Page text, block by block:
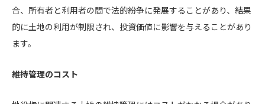
合、所有者と利用者の間で法的紛争に発展することがあり、結果
的に土地の利用が制限され、投資価値に影響を与えることがあり
ます。
維持管理のコスト